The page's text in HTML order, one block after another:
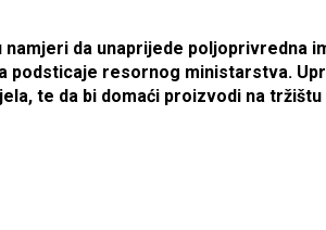
da unaprijede poljoprivredna
podsticaje resornog ministarstva.
te da bi domaći proizvodi na